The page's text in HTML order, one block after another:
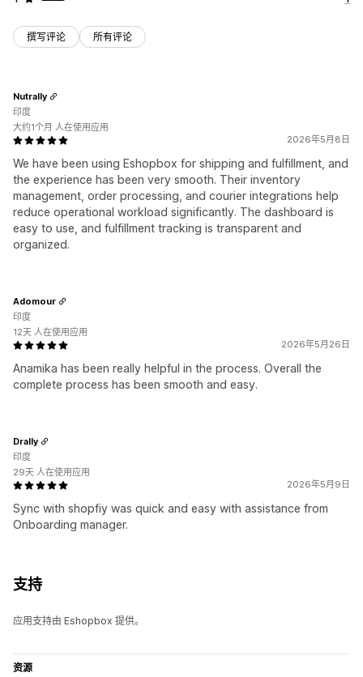
撰写评论 所有评论
2026年5月8日
We have been using Eshopbox for shipping and fulfillment, and
the experience has been very smooth. Their inventory
management, order processing, and courier integrations help
reduce operational workload significantly. The dashboard is
easy to use, and fulfillment tracking is transparent and
organized.
Nutrally
印度
大约1个月 人在使用应用
2026年5月26日
Anamika has been really helpful in the process. Overall the
complete process has been smooth and easy.
Adomour
印度
12天 人在使用应用
2026年5月9日
Sync with shopfiy was quick and easy with assistance from
Onboarding manager.
Drally
印度
29天 人在使用应用
支持
应用支持由 Eshopbox 提供。
资源